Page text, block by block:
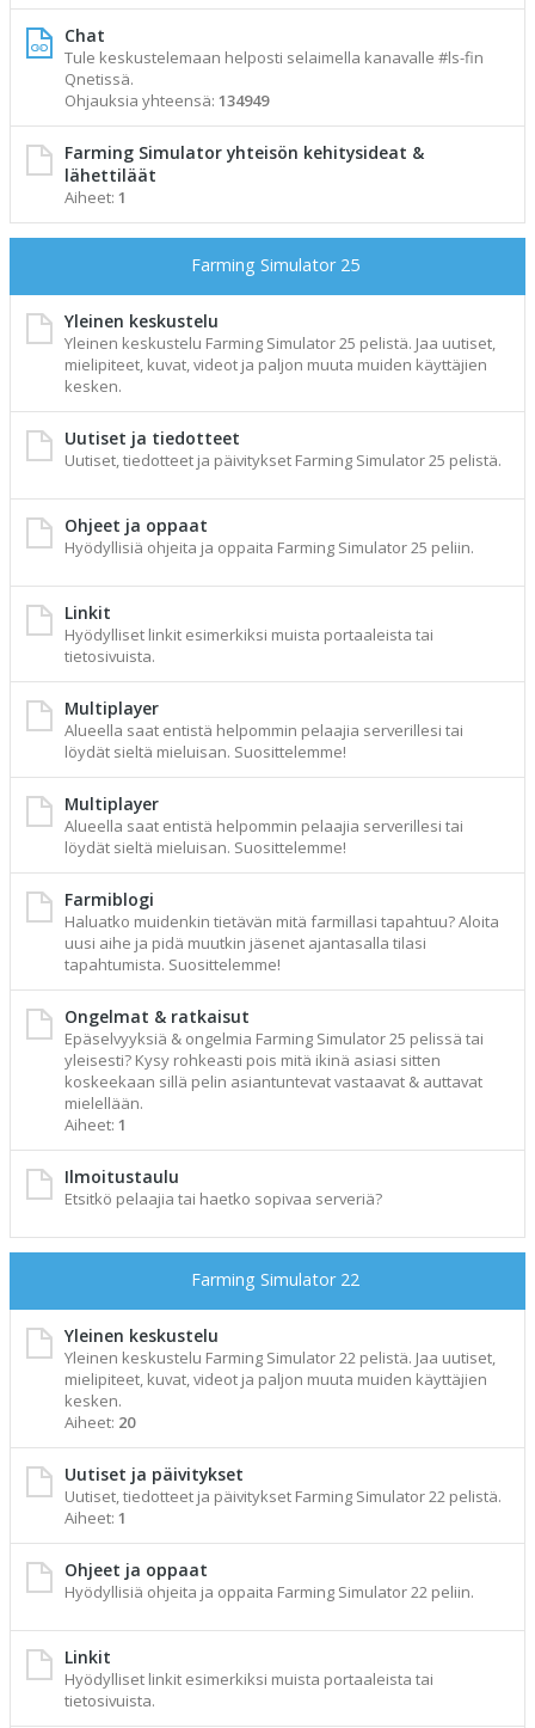
Chat
Tule keskustelemaan helposti selaimella kanavalle #ls-fin
Qnetissä.
Ohjauksia yhteensä: 134949
Farming Simulator yhteisön kehitysideat &
lähettiläät
Aiheet: 1
Farming Simulator 25
Yleinen keskustelu
Yleinen keskustelu Farming Simulator 25 pelistä. Jaa uutiset,
mielipiteet, kuvat, videot ja paljon muuta muiden käyttäjien
kesken.
Uutiset ja tiedotteet
Uutiset, tiedotteet ja päivitykset Farming Simulator 25 pelistä.
Ohjeet ja oppaat
Hyödyllisiä ohjeita ja oppaita Farming Simulator 25 peliin.
Linkit
Hyödylliset linkit esimerkiksi muista portaaleista tai
tietosivuista.
Multiplayer
Alueella saat entistä helpommin pelaajia serverillesi tai
löydät sieltä mieluisan. Suosittelemme!
Multiplayer
Alueella saat entistä helpommin pelaajia serverillesi tai
löydät sieltä mieluisan. Suosittelemme!
Farmiblogi
Haluatko muidenkin tietävän mitä farmillasi tapahtuu? Aloita
uusi aihe ja pidä muutkin jäsenet ajantasalla tilasi
tapahtumista. Suosittelemme!
Ongelmat & ratkaisut
Epäselvyyksiä & ongelmia Farming Simulator 25 pelissä tai
yleisesti? Kysy rohkeasti pois mitä ikinä asiasi sitten
koskeekaan sillä pelin asiantuntevat vastaavat & auttavat
mielellään.
Aiheet: 1
Ilmoitustaulu
Etsitkö pelaajia tai haetko sopivaa serveriä?
Farming Simulator 22
Yleinen keskustelu
Yleinen keskustelu Farming Simulator 22 pelistä. Jaa uutiset,
mielipiteet, kuvat, videot ja paljon muuta muiden käyttäjien
kesken.
Aiheet: 20
Uutiset ja päivitykset
Uutiset, tiedotteet ja päivitykset Farming Simulator 22 pelistä.
Aiheet: 1
Ohjeet ja oppaat
Hyödyllisiä ohjeita ja oppaita Farming Simulator 22 peliin.
Linkit
Hyödylliset linkit esimerkiksi muista portaaleista tai
tietosivuista.